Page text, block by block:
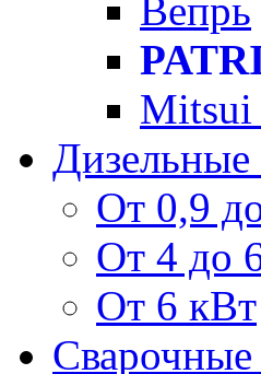
Вепрь
Mitsui
Дизельные
От 0,9
От 4 до
От 6 кВт
Сварочные